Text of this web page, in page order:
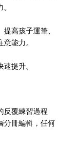
高孩子運筆、
能力。
提升。
反覆練習過程
分冊編輯，任何